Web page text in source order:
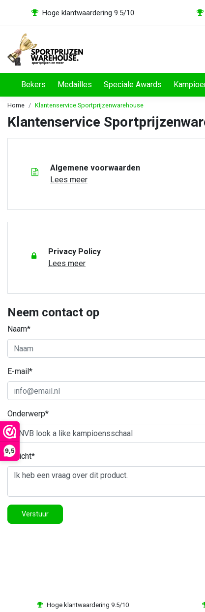
9,5
Hoge klantwaardering 9.5/10
Bekers Medailles Speciale Awards
Home Klantenservice Sportprijzenwarehouse
Klantenservice
Algemene voorwaarden
Lees meer
Privacy Policy
Lees meer
Neem contact op
Naam*
E-mail*
Onderwerp*
Bericht*
Verstuur
Hoge klantwaardering 9.5/10